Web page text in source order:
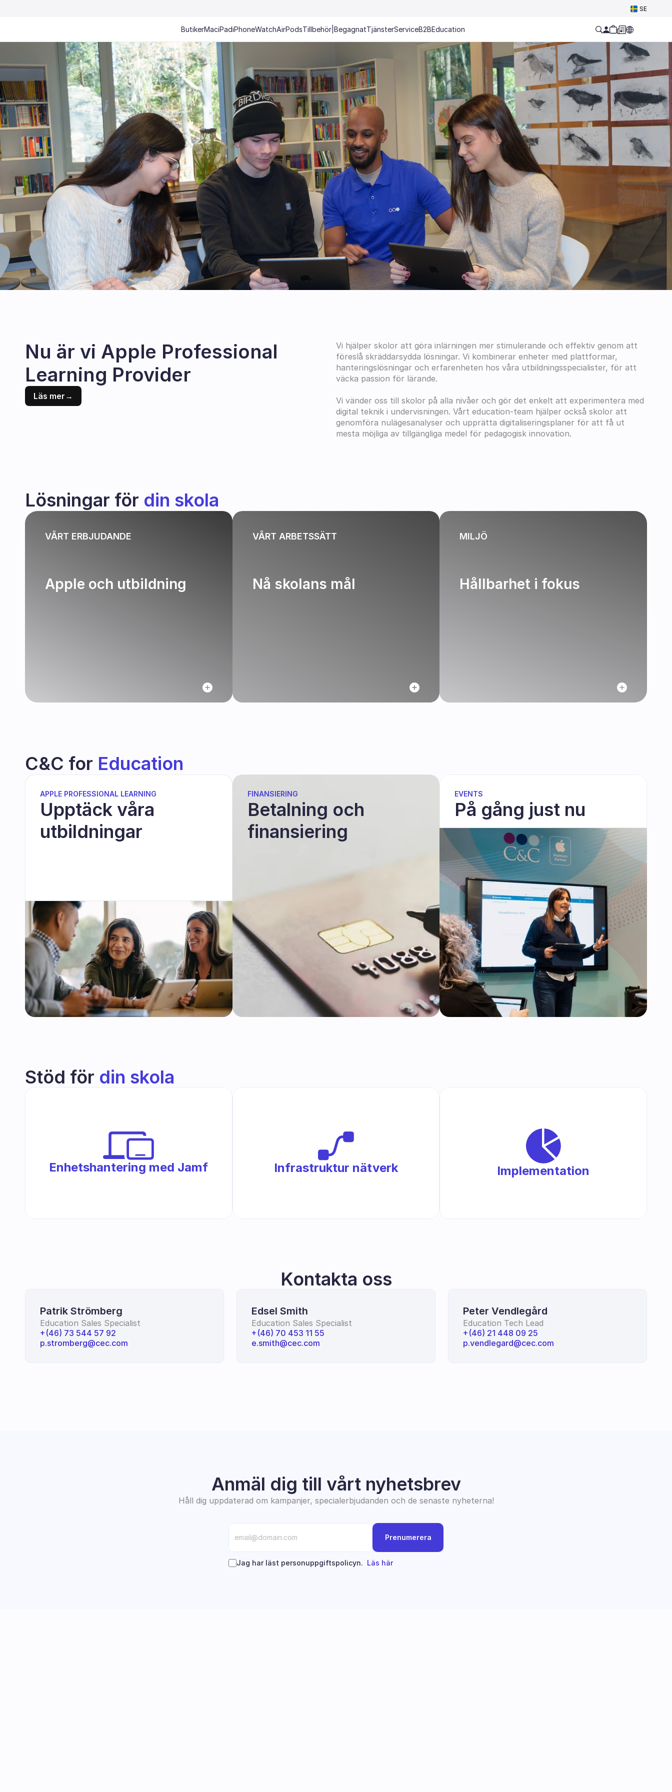
Nu är vi Apple Professional
Learning Provider
Läs mer →
Vi hjälper skolor att göra inlärningen mer stimulerande och effektiv genom att
föreslå skräddarsydda lösningar. Vi kombinerar enheter med plattformar,
hanteringslösningar och erfarenheten hos våra utbildningsspecialister, för att
väcka passion för lärande.
Vi vänder oss till skolor på alla nivåer och gör det enkelt att experimentera med
digital teknik i undervisningen. Vårt education-team hjälper också skolor att
genomföra nulägesanalyser och upprätta digitaliseringsplaner för att få ut
mesta möjliga av tillgängliga medel för pedagogisk innovation.
Lösningar för din skola
VÅRT ERBJUDANDE
Apple och utbildning
VÅRT ARBETSSÄTT
Nå skolans mål
MILJÖ
Hållbarhet i fokus
C&C for Education
APPLE PROFESSIONAL LEARNING
Upptäck våra
utbildningar
FINANSIERING
Betalning och
finansiering
EVENTS
På gång just nu
Stöd för din skola
Enhetshantering med Jamf Infrastruktur nätverk Implementation
Kontakta oss
Patrik Strömberg
Education Sales Specialist
+(46) 73 544 57 92
p.stromberg@cec.com
Edsel Smith
Education Sales Specialist
+(46) 70 453 11 55
e.smith@cec.com
Peter Vendlegård
Education Tech Lead
+(46) 21 448 09 25
p.vendlegard@cec.com
Anmäl dig till vårt nyhetsbrev
Håll dig uppdaterad om kampanjer, specialerbjudanden och de senaste nyheterna!
Prenumerera
Jag har läst personuppgiftspolicyn. Läs här
SE
ButikerMaciPadiPhoneWatchAirPodsTillbehör BegagnatTjänsterServiceB2BEducation